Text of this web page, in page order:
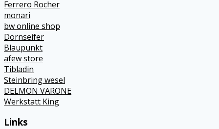
Ferrero Rocher
monari
bw online shop
Dornseifer
Blaupunkt
afew store
Tibladin
Steinbring wesel
DELMON VARONE
Werkstatt King
Links